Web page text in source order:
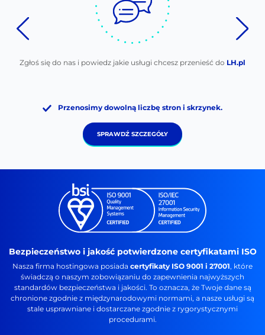
Zgłoś się do nas i powiedz jakie usługi chcesz przenieść do LH.pl
Przenosimy dowolną liczbę stron i skrzynek.
SPRAWDŹ SZCZEGÓŁY
Bezpieczeństwo i jakość potwierdzone certyfikatami ISO
Nasza firma hostingowa posiada certyfikaty ISO 9001 i 27001, które
świadczą o naszym zobowiązaniu do zapewnienia najwyższych
standardów bezpieczeństwa i jakości. To oznacza, że Twoje dane są
chronione zgodnie z międzynarodowymi normami, a nasze usługi są
stale usprawniane i dostarczane zgodnie z rygorystycznymi
procedurami.